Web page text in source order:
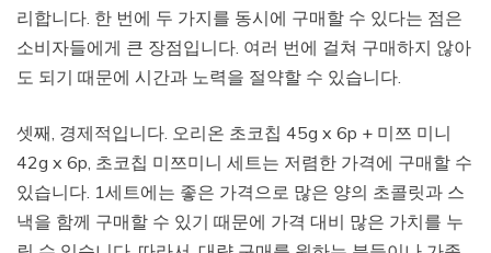
리합니다. 한 번에 두 가지를 동시에 구매할 수 있다는 점은
소비자들에게 큰 장점입니다. 여러 번에 걸쳐 구매하지 않아
도 되기 때문에 시간과 노력을 절약할 수 있습니다.
셋째, 경제적입니다. 오리온 초코칩 45g x 6p + 미쯔 미니
42g x 6p, 초코칩 미쯔미니 세트는 저렴한 가격에 구매할 수
있습니다. 1세트에는 좋은 가격으로 많은 양의 초콜릿과 스
낵을 함께 구매할 수 있기 때문에 가격 대비 많은 가치를 누